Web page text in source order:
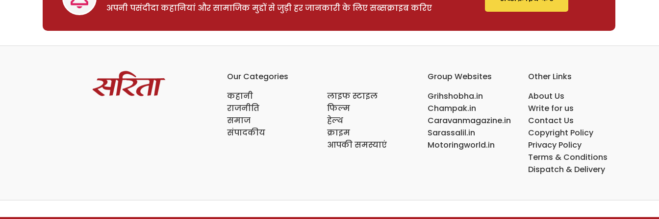
अपनी पसंदीदा कहानियां और सामाजिक मुद्दों से जुड़ी हर जानकारी के लिए सब्सक्राइब करिए
Our Categories
कहानी
राजनीति
समाज
संपादकीय
लाइफ स्टाइल
फिल्म
हेल्थ
क्राइम
आपकी समस्याएं
Group Websites
Grihshobha.in
Champak.in
Caravanmagazine.in
Sarassalil.in
Motoringworld.in
Other Links
About Us
Write for us
Contact Us
Copyright Policy
Privacy Policy
Terms & Conditions
Dispatch & Delivery